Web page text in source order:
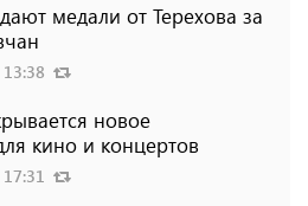
медали от Терехова за
новое
кино и концертов